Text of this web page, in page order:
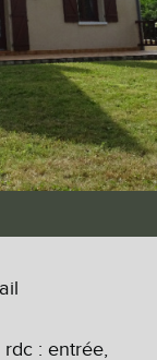
: entrée,